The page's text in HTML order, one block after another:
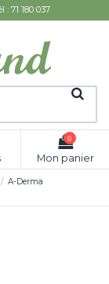
: 71 180 037
0
Mon panier
A-Derma